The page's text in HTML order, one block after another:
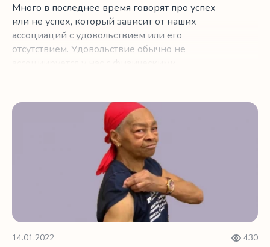
Много в последнее время говорят про успех
или не успех, который зависит от наших
ассоциаций с удовольствием или его
отсутствием. Удовольствие обычно не
Бабуля Вилли и ее история
14.01.2022 430